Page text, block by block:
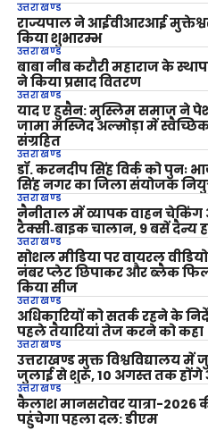
उत्तराखण्ड
राज्यपाल ने आईवीआरआई
किया शुभारम्भ
उत्तराखण्ड
बाबा नीब करौरी महाराज के
ने किया प्रसाद वितरण
उत्तराखण्ड
याद ए हुसैन: मुस्लिम समाज ने
जामा मस्जिद अल्मोड़ा में
संग्रहित
उत्तराखण्ड
डॉ. करनदीप सिंह विर्क को पुनः
सिंह नगर का जिला संयोजक
उत्तराखण्ड
नैनीताल में व्यापक वाहन चेकिंग
टैक्सी‑बाइक चालान, 9 बसें दैन्य
उत्तराखण्ड
सोशल मीडिया पर वायरल
नंबर प्लेट छिपाकर और ब्लैक
किया सीज
उत्तराखण्ड
अधिकारियों को सतर्क रहने के
पहले तैयारियां तेज करने को कहा
उत्तराखण्ड
उत्तराखण्ड मुक्त विश्वविद्यालय में
जुलाई से शुरू, 10 अगस्त तक
उत्तराखण्ड
कैलाश मानसरोवर यात्रा-2026
पहुंचेगा पहला दल: डीएम